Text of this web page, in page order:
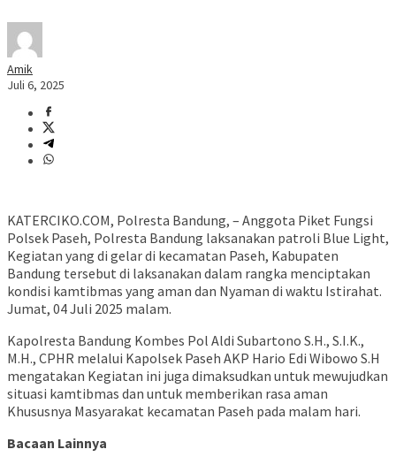
Amik
Juli 6, 2025
KATERCIKO.COM, Polresta Bandung, – Anggota Piket Fungsi
Polsek Paseh, Polresta Bandung laksanakan patroli Blue Light,
Kegiatan yang di gelar di kecamatan Paseh, Kabupaten
Bandung tersebut di laksanakan dalam rangka menciptakan
kondisi kamtibmas yang aman dan Nyaman di waktu Istirahat.
Jumat, 04 Juli 2025 malam.
Kapolresta Bandung Kombes Pol Aldi Subartono S.H., S.I.K.,
M.H., CPHR melalui Kapolsek Paseh AKP Hario Edi Wibowo S.H
mengatakan Kegiatan ini juga dimaksudkan untuk mewujudkan
situasi kamtibmas dan untuk memberikan rasa aman
Khususnya Masyarakat kecamatan Paseh pada malam hari.
Bacaan Lainnya